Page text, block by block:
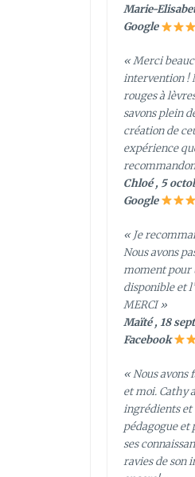
Marie-
Google
« Merci
intervention !
rouges à
savons plein
création de
expérience
Chloé , 5
Google
« Je
Nous avons
moment pour
disponible et
MERCI »
Maïté , 18
Facebook
« Nous
et moi. Cathy
ingrédients et
pédagogue et
ses
ravies de son